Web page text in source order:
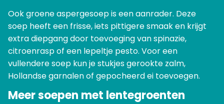
Ook groene aspergesoep is een aanrader. Deze
soep heeft een frisse, iets pittigere smaak en krijgt
extra diepgang door toevoeging van spinazie,
citroenrasp of een lepeltje pesto. Voor een
vullendere soep kun je stukjes gerookte zalm,
Hollandse garnalen of gepocheerd ei toevoegen.
Meer soepen met lentegroenten